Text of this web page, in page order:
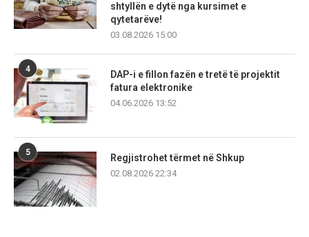
shtyllën e dytë nga kursimet e
qytetarëve!
03.08.2026 15:00
4
DAP-i e fillon fazën e tretë të projektit
fatura elektronike
04.06.2026 13:52
5
Regjistrohet tërmet në Shkup
02.08.2026 22:34